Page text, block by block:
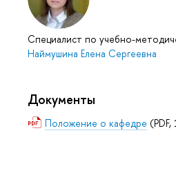
Специалист по учебно-
Наймушина Елена Сергеевна
Документы
Положение о кафедре